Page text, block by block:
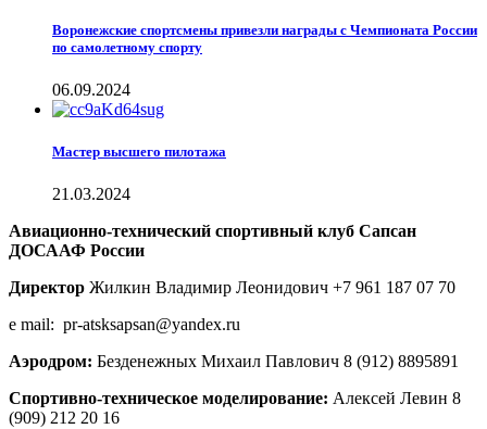
Воронежские спортсмены привезли награды с Чемпионата России
по самолетному спорту
06.09.2024
Мастер высшего пилотажа
21.03.2024
Авиационно-технический спортивный клуб Сапсан
ДОСААФ России
Директор Жилкин Владимир Леонидович +7 961 187 07 70
e mail: pr-atsksapsan@yandex.ru
Аэродром: Безденежных Михаил Павлович 8 (912) 8895891
Спортивно-техническое моделирование: Алексей Левин 8
(909) 212 20 16